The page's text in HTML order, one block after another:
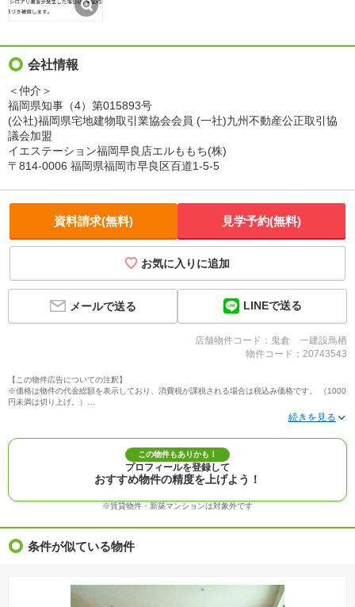
会社情報
＜仲介＞
福岡県知事（4）第015893号
(公社)福岡県宅地建物取引業協会会員 (一社)九州不動産公正取引協
議会加盟
イエステーション福岡早良店エルももち(株)
〒814-0006 福岡県福岡市早良区百道1-5-5
資料請求(無料) 見学予約(無料)
お気に入りに追加
メールで送る LINEで送る
店舗物件コード：鬼倉 一建設鳥栖
物件コード：20743543
【この物件広告についての注釈】
※価格は物件の代金総額を表示しており、消費税が課税される場合は税込み価格です。 （1000
円未満は切り上げ。）
※写真に写っている、またはパース（絵）や間取り図に描かれている家具や車などは、特にコ
※建築条件付き土地価格には、建物価格は含まれません。
※物件情報は、原則として情報提供日の２日前に最終確認した情報です。
※完成予想図はいずれも外構、植栽、外観等実際のものとは多少異なることがあります。
※モデルルーム・モデルハウス・展示場・ショールームの画像の場合、今回販売の物件と異な
※ＣＧ合成の画像の場合、実際とは多少異なる場合があります。
※物件特徴：販売戸数が複数の物件は、全ての住戸に該当しない項目もあります。
※価格更新：物件価格が変更された日から１週間表示されます。
※建築条件土地の情報内に掲載されている、建物プラン例は、土地購入者の設計プランの参考
この物件もありかも！
プロフィールを登録して
おすすめ物件の精度を上げよう！
※賃貸物件・新築マンションは対象外です
条件が似ている物件